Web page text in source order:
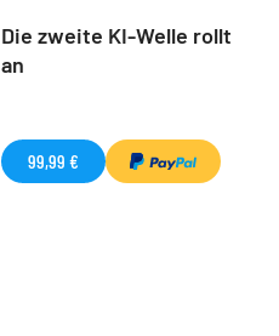
Die zweite KI-Welle rollt
an
99,99 €